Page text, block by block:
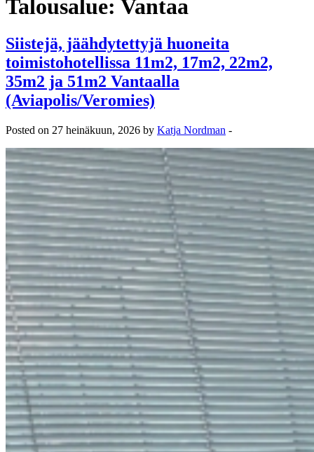
Talousalue: Vantaa
Siistejä, jäähdytettyjä huoneita
toimistohotellissa 11m2, 17m2, 22m2,
35m2 ja 51m2 Vantaalla
(Aviapolis/Veromies)
Posted on 27 heinäkuun, 2026 by Katja Nordman -